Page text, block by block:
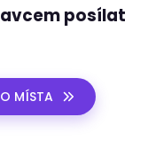
posílat
MÍSTA